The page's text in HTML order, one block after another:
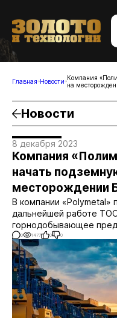
+7
Главная Новости Компания
на
Новости
8 декабря 2023
Компания
начать
месторождении
В компании «Polymetal»
дальнейшей работе
горнодобывающее
0 1477 0 0